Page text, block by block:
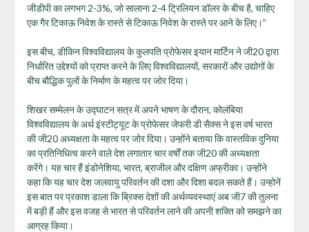
जीडीपी का लगभग 2-3%, जो सालाना 2-4 ट्रिलियन डॉलर के बीच है, चाहिए
एक गैर टिकाऊ निवेश के रास्ते से टिकाऊ निवेश के रास्ते पर आने के लिए।”
इस बीच, डीकिन विश्वविद्यालय के कुलपति प्रोफेसर इयान मार्टिन ने जी20 द्वारा
निर्धारित उद्देश्यों को प्राप्त करने के लिए विश्वविद्यालयों, सरकारों और उद्योगों के
बीच बौद्धिक पुलों के निर्माण के महत्व पर जोर दिया।
शिखर सम्मेलन के उद्घाटन सत्र में अपने भाषण के दौरान, कोलंबिया
विश्वविद्यालय के अर्थ इंस्टीट्यूट के प्रोफेसर जेफरी डी सैक्स ने इस वर्ष भारत
की जी20 अध्यक्षता के महत्व पर जोर दिया। उन्होंने बताया कि वास्तविक दुनिया
का प्रतिनिधित्व करने वाले देश लगातार चार वर्षों तक जी20 की अध्यक्षता
करेंगे। यह चार हैं इंडोनेशिया, भारत, ब्राजील और दक्षिण अफ्रीका। उन्होंने
कहा कि यह चार देश जलवायु परिवर्तन की दशा और दिशा बदल सकते हैं। उन्होनें
इस बात पर प्रकाश डाला कि ब्रिक्स देशों की अर्थव्यवस्थाएं अब जी7 की तुलना
में बड़ी हैं और इस वजह से भारत से परिवर्तन लाने की अपनी शक्ति को समझने का
आग्रह किया।